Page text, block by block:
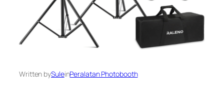
Written bySuleinPeralatan Photobooth